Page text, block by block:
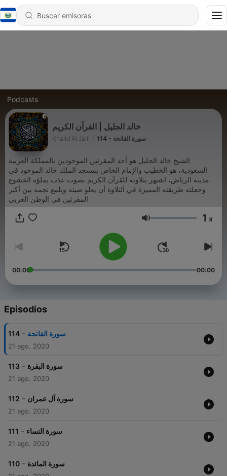
Podcasts
خالد الجليل | القرآن الكريم
Khalid Al Jalil 114 - سورة الفاتحة
الشيخ خالد الجليل هو أحد المقرئين الموجودين بالمملكة العربية
السعودية، هو الخطيب والإمام الخاص بمسجد الملك خالد الموجود في
مدينة الرياض، اشتهر بتلاوته للقرآن الكريم بصوت عذب يملؤه الخشوع
وجعلته طريقته المميزة في التلاوة أن يعلو صيته ويلمع نجمه بين أكبر
المقرئين في الوطن العربي
Volumen 1 x
00:00 00:00
Episodios
114 - سورة الفاتحة
21 ago. 2020
113 - سورة البقرة
21 ago. 2020
112 - سورة آل عمران
21 ago. 2020
111 - سورة النساء
21 ago. 2020
110 - سورة المائدة